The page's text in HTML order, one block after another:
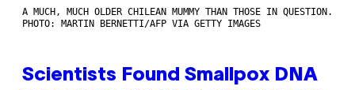
A MUCH, MUCH OLDER CHILEAN MUMMY THAN THOSE IN QUESTION.
PHOTO: MARTIN BERNETTI/AFP VIA GETTY IMAGES
Scientists Found Smallpox DNA